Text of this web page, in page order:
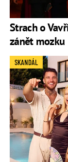
Strach o
zánět mozku
SKANDÁL